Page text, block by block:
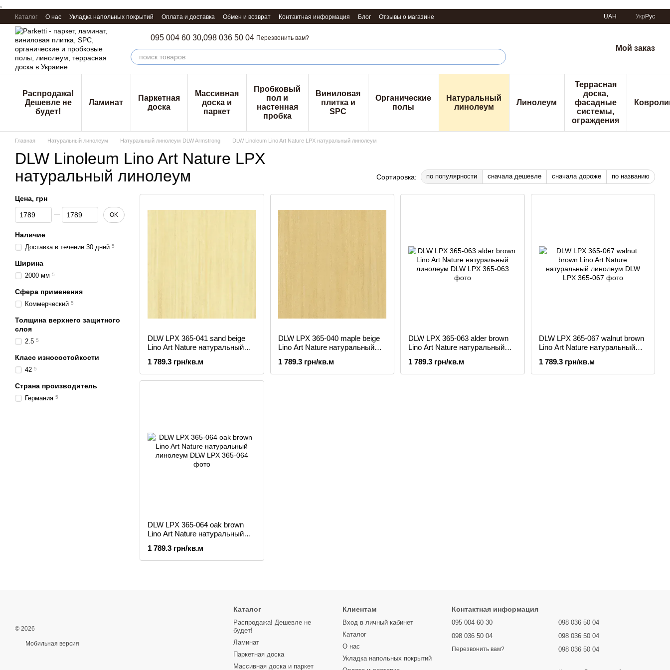
Перейти к основному контенту
Каталог О нас Укладка напольных покрытий Оплата и доставка Обмен и возврат Контактная информация Блог Отзывы о магазине UAH Укр Рус
095 004 60 30,098 036 50 04 Перезвонить вам?
Мой заказ
Распродажа!
Дешевле не
будет!
Ламинат
Паркетная
доска
Массивная
доска и
паркет
Пробковый
пол и
настенная
пробка
Виниловая
плитка и
SPC
Органические
полы
Натуральный
линолеум
Линолеум
Террасная
доска,
фасадные
системы,
ограждения
Главная Натуральный линолеум Натуральный линолеум DLW Armstrong DLW Linoleum Lino Art Nature LPX натуральный линолеум
DLW Linoleum Lino Art Nature LPX
натуральный линолеум
Сортировка: по популярности сначала дешевле сначала дороже по названию
DLW LPX 365-041 sand beige
Lino Art Nature натуральный
1 789.3 грн/кв.м
DLW LPX 365-040 maple beige
Lino Art Nature натуральный
1 789.3 грн/кв.м
DLW LPX 365-063 alder brown
Lino Art Nature натуральный
1 789.3 грн/кв.м
DLW LPX 365-067 walnut brown
Lino Art Nature натуральный
1 789.3 грн/кв.м
DLW LPX 365-064 oak brown
Lino Art Nature натуральный
1 789.3 грн/кв.м
Цена, грн
От Цена, грн
До Цена, грн OK
Наличие
Доставка в течение 30 дней 5
Ширина
2000 мм 5
Сфера применения
Коммерческий 5
Толщина верхнего защитного
слоя
2.5 5
Класс износостойкости
42 5
Страна производитель
Германия 5
© 2026
Мобильная версия
Каталог
Распродажа! Дешевле не
будет!
Ламинат
Паркетная доска
Массивная доска и паркет
Клиентам
Вход в личный кабинет
Каталог
О нас
Укладка напольных покрытий
Контактная информация
095 004 60 30
098 036 50 04
Перезвонить вам?
098 036 50 04
098 036 50 04
098 036 50 04